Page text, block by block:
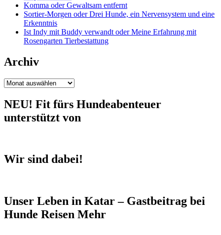
Komma oder Gewaltsam entfernt
Sortier-Morgen oder Drei Hunde, ein Nervensystem und eine
Erkenntnis
Ist Indy mit Buddy verwandt oder Meine Erfahrung mit
Rosengarten Tierbestattung
Archiv
Archiv
NEU! Fit fürs Hundeabenteuer
unterstützt von
Wir sind dabei!
Unser Leben in Katar – Gastbeitrag bei
Hunde Reisen Mehr